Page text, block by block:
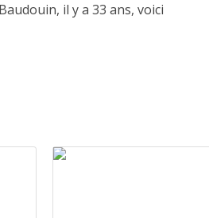
il y a 33 ans, voici